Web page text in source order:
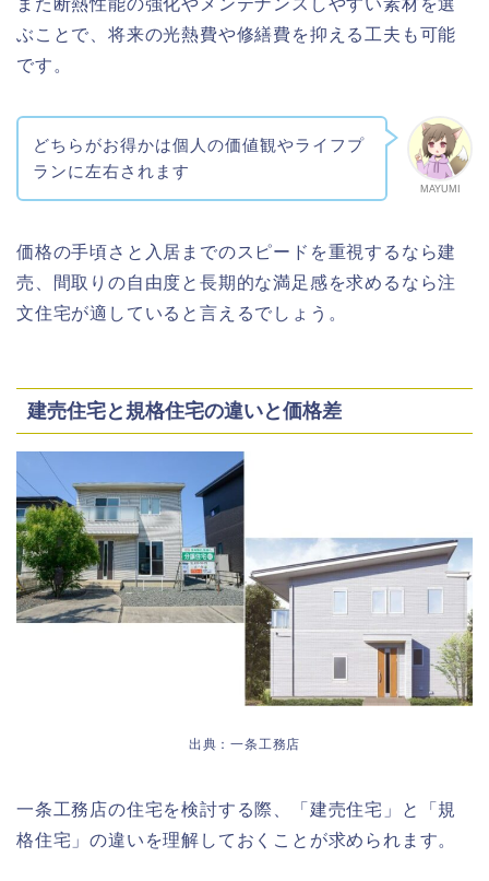
また断熱性能の強化やメンテナンスしやすい素材を選
ぶことで、将来の光熱費や修繕費を抑える工夫も可能
です。
MAYUMI
どちらがお得かは個人の価値観やライフプ
ランに左右されます
価格の手頃さと入居までのスピードを重視するなら建
売、間取りの自由度と長期的な満足感を求めるなら注
文住宅が適していると言えるでしょう。
建売住宅と規格住宅の違いと価格差
出典：一条工務店
一条工務店の住宅を検討する際、「建売住宅」と「規
格住宅」の違いを理解しておくことが求められます。